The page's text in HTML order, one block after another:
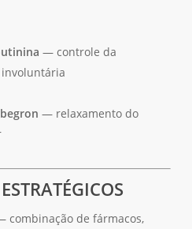
— controle da
involuntária
— relaxamento do
combinação de fármacos,